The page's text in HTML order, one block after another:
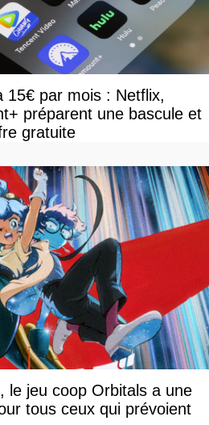
15€ par mois : Netflix,
préparent une bascule et
gratuite
le jeu coop Orbitals a une
tous ceux qui prévoient